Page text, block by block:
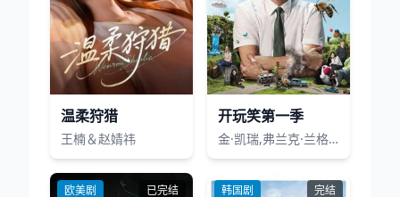
温柔狩猎
王楠＆赵婧祎
开玩笑第一季
金·凯瑞,弗兰克·兰格拉,凯瑟琳·基纳,朱迪·格雷尔,科尔·艾伦,朱丽叶·莫里斯,伯纳德·怀特,科达·贝泽尔,胡利奥塞萨尔·查韦斯,朱莉塔·希尔,玛丽·费伯,金格·贡萨加,贾斯汀·柯克,格温·霍兰德,安德鲁·T·李,扎克瑞·亚瑟
欧美剧 已完结 韩国剧 完结